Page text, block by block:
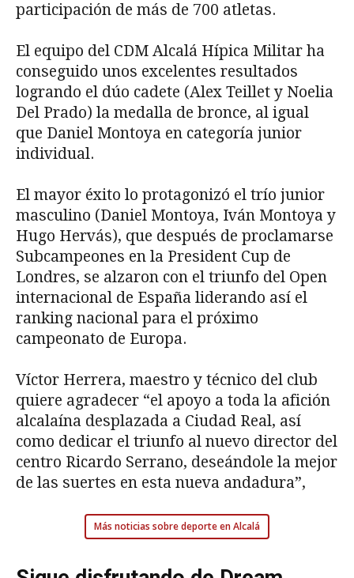
participación de más de 700 atletas.
El equipo del CDM Alcalá Hípica Militar ha
conseguido unos excelentes resultados
logrando el dúo cadete (Alex Teillet y Noelia
Del Prado) la medalla de bronce, al igual
que Daniel Montoya en categoría junior
individual.
El mayor éxito lo protagonizó el trío junior
masculino (Daniel Montoya, Iván Montoya y
Hugo Hervás), que después de proclamarse
Subcampeones en la President Cup de
Londres, se alzaron con el triunfo del Open
internacional de España liderando así el
ranking nacional para el próximo
campeonato de Europa.
Víctor Herrera, maestro y técnico del club
quiere agradecer “el apoyo a toda la afición
alcalaína desplazada a Ciudad Real, así
como dedicar el triunfo al nuevo director del
centro Ricardo Serrano, deseándole la mejor
de las suertes en esta nueva andadura”,
Más noticias sobre deporte en Alcalá